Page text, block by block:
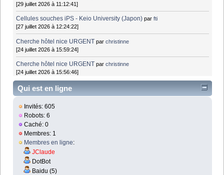
[29 juillet 2026 à 11:12:41]
Cellules souches iPS - Keio University (Japon) parfti
[27 juillet 2026 à 12:24:22]
Cherche hôtel nice URGENT parchristinne
[24 juillet 2026 à 15:59:24]
Cherche hôtel nice URGENT parchristinne
[24 juillet 2026 à 15:56:46]
Qui est en ligne
Invités: 605
Robots: 6
Caché: 0
Membres: 1
Membres en ligne:
JClaude
DotBot
Baidu (5)